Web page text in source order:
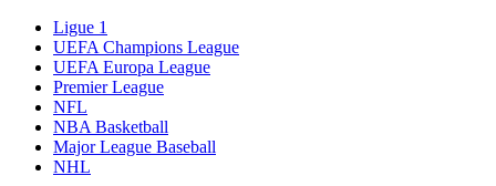
Ligue 1
UEFA Champions League
UEFA Europa League
Premier League
NFL
NBA Basketball
Major League Baseball
NHL